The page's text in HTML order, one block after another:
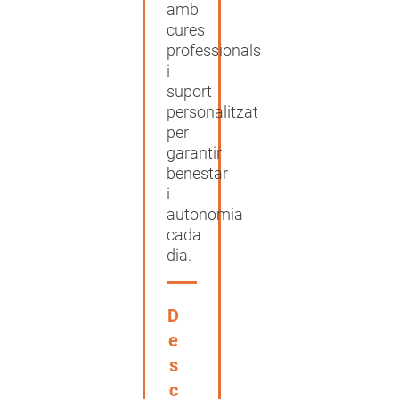
amb
cures
professionals
i
suport
personalitzat
per
garantir
benestar
i
autonomia
cada
dia.
D
e
s
c